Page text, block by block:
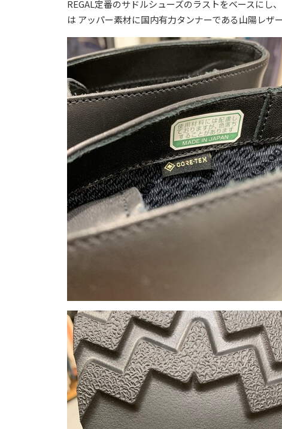
REGAL定番のサドルシューズのラストをベースに
は アッパー素材に国内有力タンナーである山陽レザ